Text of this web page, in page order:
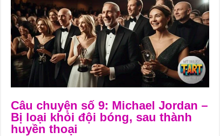
Câu chuyện số 9: Michael Jordan –
Bị loại khỏi đội bóng, sau thành
huyền thoại